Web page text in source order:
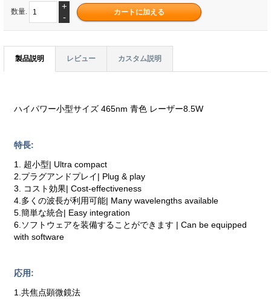
数量.
+
-
製品説明 レビュー カスタム説明
ハイパワー小型サイズ 465nm 青色 レーザー8.5W
特長:
1. 超小型| Ultra compact
2.プラグアンドプレイ| Plug & play
3. コスト効果| Cost-effectiveness
4.多くの波長が利用可能| Many wavelengths available
5.簡単な統合| Easy integration
6.ソフトウェアを装備することができます | Can be equipped
with software
応用:
1.共焦点顕微鏡法